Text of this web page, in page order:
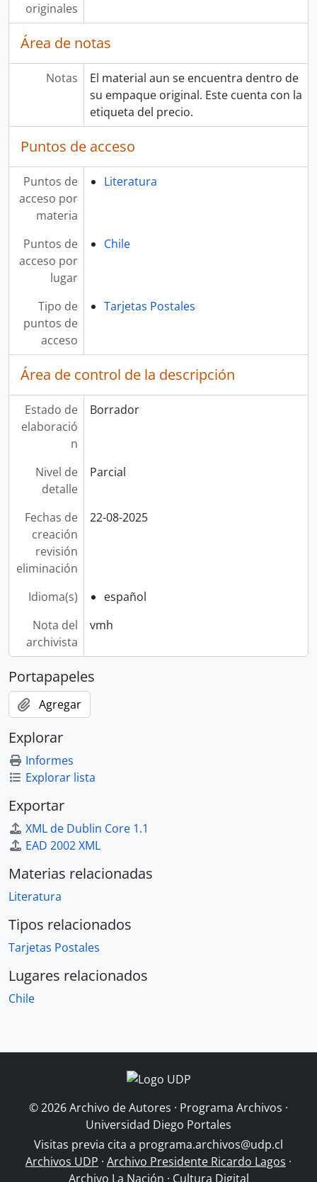
originales
Área de notas
Notas
El material aun se encuentra dentro de
su empaque original. Este cuenta con la
etiqueta del precio.
Puntos de acceso
Puntos de
acceso por
materia
Literatura
Puntos de
acceso por
lugar
Chile
Tipo de
puntos de
acceso
Tarjetas Postales
Área de control de la descripción
Estado de
elaboració
n
Borrador
Nivel de
detalle
Parcial
Fechas de
creación
revisión
eliminación
22-08-2025
Idioma(s)
español
Nota del
archivista
vmh
Portapapeles
Agregar
Explorar
Informes
Explorar lista
Exportar
XML de Dublin Core 1.1
EAD 2002 XML
Materias relacionadas
Literatura
Tipos relacionados
Tarjetas Postales
Lugares relacionados
Chile
© 2026 Archivo de Autores · Programa Archivos ·
Universidad Diego Portales
Visitas previa cita a programa.archivos@udp.cl
Archivos UDP · Archivo Presidente Ricardo Lagos ·
Archivo La Nación · Cultura Digital